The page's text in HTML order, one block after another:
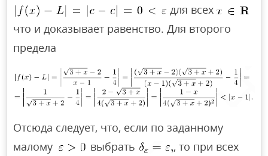
для всех
что и доказывает равенство. Для второго
предела
Отсюда следует, что, если по заданному
малому
выбрать
, то при всех